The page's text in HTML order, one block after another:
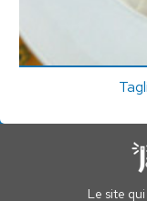
Le site